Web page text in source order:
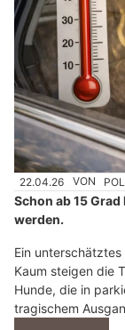
22.04.26 VON
Schon ab 15
werden.
Ein
Kaum steigen die
Hunde, die in
tragischem